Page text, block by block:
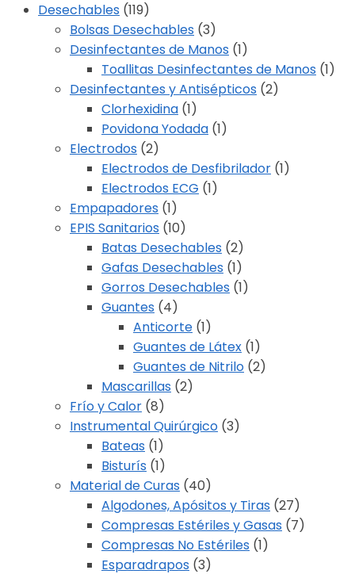
Desechables (119)
Bolsas Desechables (3)
Desinfectantes de Manos (1)
Toallitas Desinfectantes de Manos (1)
Desinfectantes y Antisépticos (2)
Clorhexidina (1)
Povidona Yodada (1)
Electrodos (2)
Electrodos de Desfibrilador (1)
Electrodos ECG (1)
Empapadores (1)
EPIS Sanitarios (10)
Batas Desechables (2)
Gafas Desechables (1)
Gorros Desechables (1)
Guantes (4)
Anticorte (1)
Guantes de Látex (1)
Guantes de Nitrilo (2)
Mascarillas (2)
Frío y Calor (8)
Instrumental Quirúrgico (3)
Bateas (1)
Bisturís (1)
Material de Curas (40)
Algodones, Apósitos y Tiras (27)
Compresas Estériles y Gasas (7)
Compresas No Estériles (1)
Esparadrapos (3)